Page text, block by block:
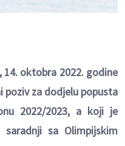
14. oktobra 2022. godine
poziv za dodjelu popusta
2022/2023, a koji je
saradnji sa Olimpijskim